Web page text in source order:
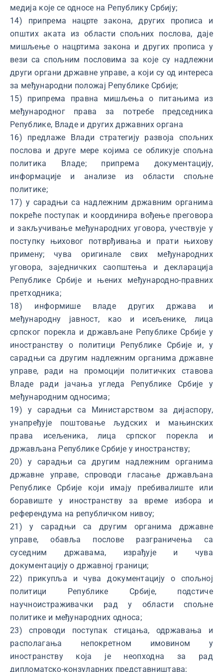
медија које се односе на Републику Србију;
14) припрема нацрте закона, других прописа и
општих аката из области спољних послова, даје
мишљење о нацртима закона и других прописа у
вези са спољним пословима за које су надлежни
други органи државне управе, а који су од интереса
за међународни положај Републике Србије;
15) припрема правна мишљења о питањима из
међународног права за потребе председника
Републике, Владе и других државних органа
16) предлаже Влади стратегију развоја спољних
послова и друге мере којима се обликује спољна
политика Владе; припрема документацију,
информације и анализе из области спољне
политике;
17) у сарадњи са надлежним државним органима
покреће поступак и координира вођење преговора
и закључивање међународних уговора, учествује у
поступку њиховог потврђивања и прати њихову
примену; чува оригинале свих међународних
уговора, заједничких саопштења и декларација
Републике Србије и њених међународно-правних
претходника;
18) информише владе других држава и
међународну јавност, као и исељенике, лица
српског порекла и држављане Републике Србије у
иностранству о политици Републике Србије и, у
сарадњи са другим надлежним органима државне
управе, ради на промоцији политичких ставова
Владе ради јачања угледа Републике Србије у
међународним односима;
19) у сарадњи са Министарством за дијаспору,
унапређује поштовање људских и мањинских
права исељеника, лица српског порекла и
држављана Републике Србије у иностранству;
20) у сарадњи са другим надлежним органима
државне управе, спроводи гласање држављана
Републике Србије који имају пребивалиште или
боравиште у иностранству за време избора и
референдума на републичком нивоу;
21) у сарадњи са другим органима државне
управе, обавља послове разграничења са
суседним државама, израђује и чува
документацију о државној граници;
22) прикупља и чува документацију о спољној
политици Републике Србије, подстиче
научноистраживачки рад у области спољне
политике и међународних односа;
23) спроводи поступак стицања, одржавања и
располагања непокретном имовином у
иностранству која је неопходна за рад
дипломатско-конзуларних представништава;